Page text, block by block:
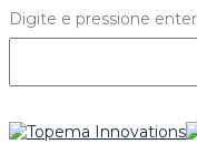
Digite e pressione